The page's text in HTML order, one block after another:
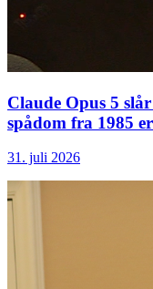
Claude Opus 5
spådom fra 1985
31. juli 2026